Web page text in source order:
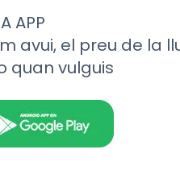
APP
avui, el preu de la
quan vulguis